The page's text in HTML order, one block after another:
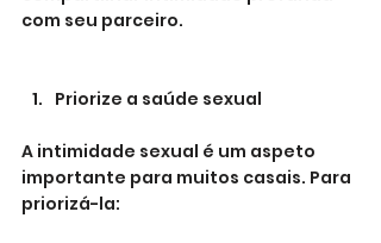
com seu parceiro.
Priorize a saúde sexual
A intimidade sexual é um aspeto
importante para muitos casais. Para
priorizá-la: